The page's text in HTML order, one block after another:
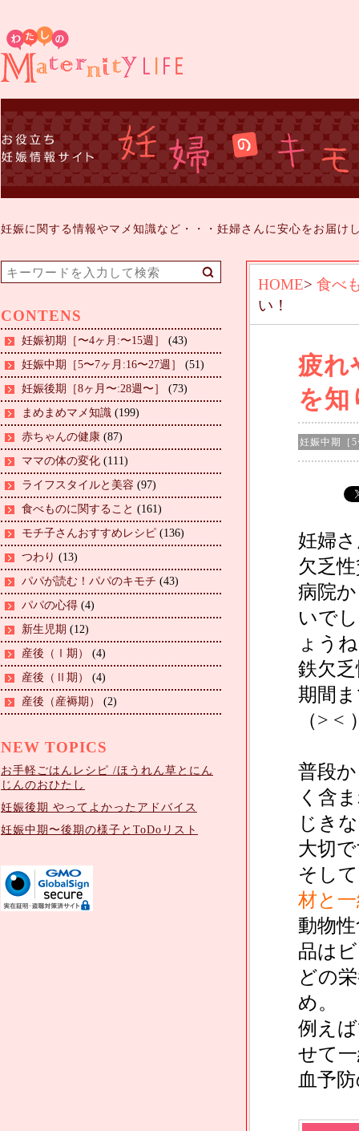
妊娠に関する情報やマメ知識など・・・妊婦さんに安心をお届け
CONTENS
妊娠初期［〜4ヶ月:〜15週］
(43)
妊娠中期［5〜7ヶ月:16〜27週］
(51)
妊娠後期［8ヶ月〜:28週〜］
(73)
まめまめマメ知識 (199)
赤ちゃんの健康 (87)
ママの体の変化 (111)
ライフスタイルと美容 (97)
食べものに関すること (161)
モチ子さんおすすめレシピ (136)
つわり (13)
パパが読む！パパのキモチ (43)
パパの心得 (4)
新生児期 (12)
産後（Ⅰ期）
(4)
産後（Ⅱ期）
(4)
産後（産褥期）
(2)
NEW TOPICS
お手軽ごはんレシピ /ほうれん草とにん
じんのおひたし
妊娠後期 やってよかったアドバイス
妊娠中期〜後期の様子とToDoリスト
HOME> 食べ
い！
疲れ
を知
妊娠中期［
妊婦
欠乏
病院
いで
ょう
鉄欠
期間
（> <
普段
く含
じき
大切
そし
材と
動物
品は
どの
め。
例え
せて
血予